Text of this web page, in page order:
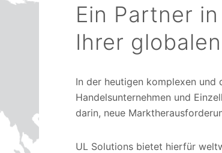
Ein Partner
Ihrer
In der heutigen komplexen und
Handelsunternehmen und
darin, neue
UL Solutions bietet hierfür